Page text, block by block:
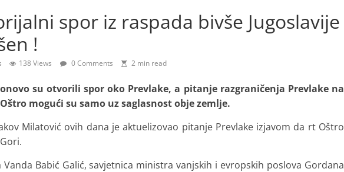
spor iz raspada bivše Jugoslavije
!
138 Views 0 Comments 2 min read
su otvorili spor oko Prevlake, a pitanje razgraničenja Prevlake na
mogući su samo uz saglasnost obje zemlje.
Milatović ovih dana je aktuelizovao pitanje Prevlake izjavom da rt Oštro
Babić Galić, savjetnica ministra vanjskih i evropskih poslova Gordana